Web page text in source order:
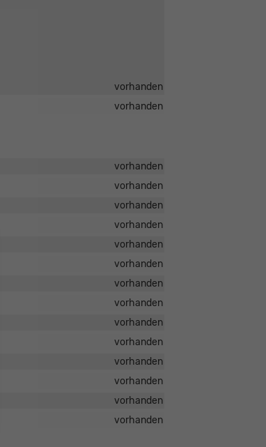
vorhanden
vorhanden
vorhanden
vorhanden
vorhanden
vorhanden
vorhanden
vorhanden
vorhanden
vorhanden
vorhanden
vorhanden
vorhanden
vorhanden
vorhanden
vorhanden